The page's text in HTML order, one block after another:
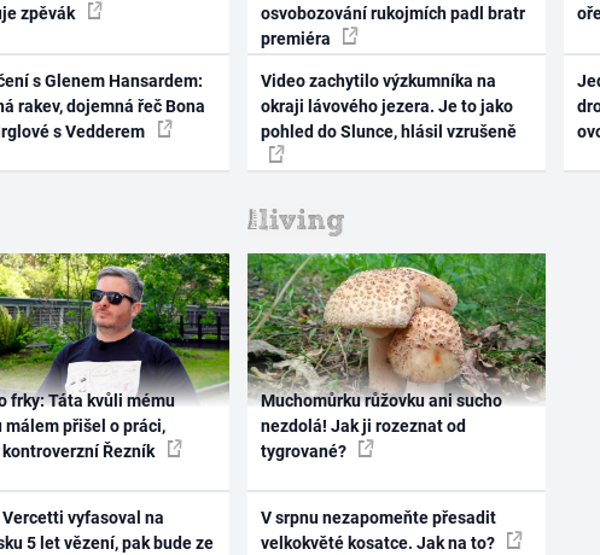
zpěvák
s Glenem Hansardem:
rakev, dojemná řeč Bona
s Vedderem
osvobozování rukojmích padl bratr
premiéra
Video zachytilo výzkumníka na
okraji lávového jezera. Je to jako
pohled do Slunce, hlásil vzrušeně
frky: Táta kvůli mému
málem přišel o práci,
Řezník
Vercetti vyfasoval na
5 let vězení, pak bude ze
Muchomůrku růžovku ani sucho
nezdolá! Jak ji rozeznat od
tygrované?
V srpnu nezapomeňte přesadit
velkokvěté kosatce. Jak na to?